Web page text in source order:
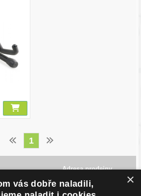
1
Adresa prodejny
Havlíčkovo Nábřeží 28,
702 00, Ostrava
Česká Republika
×
vás dobře naladili,